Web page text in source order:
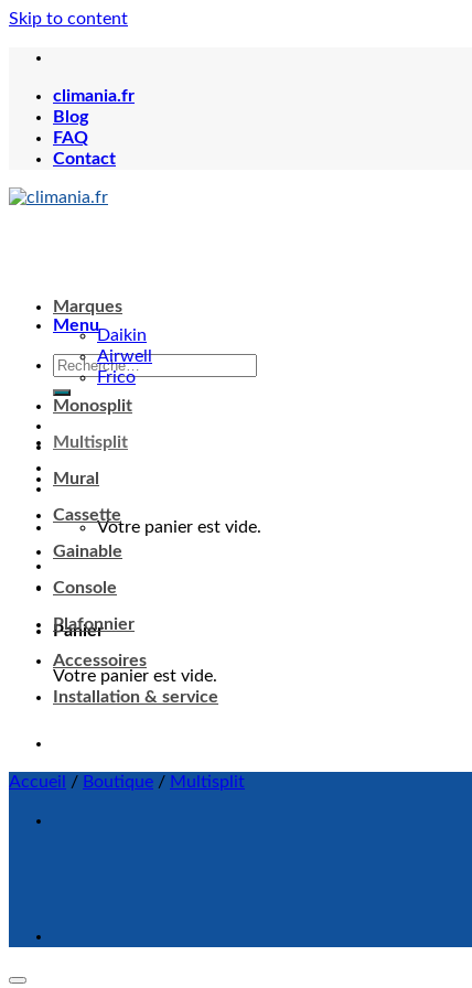
Skip to content
climania.fr
Blog
FAQ
Contact
Menu
Votre panier est vide.
Panier
Votre panier est vide.
Marques
Daikin
Airwell
Frico
Monosplit
Multisplit
Mural
Cassette
Gainable
Console
Plafonnier
Accessoires
Installation & service
Accueil / Boutique / Multisplit